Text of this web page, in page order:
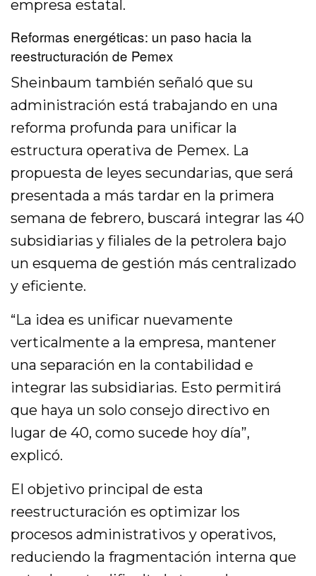
empresa estatal.
Reformas energéticas: un paso hacia la
reestructuración de Pemex
Sheinbaum también señaló que su
administración está trabajando en una
reforma profunda para unificar la
estructura operativa de Pemex. La
propuesta de leyes secundarias, que será
presentada a más tardar en la primera
semana de febrero, buscará integrar las 40
subsidiarias y filiales de la petrolera bajo
un esquema de gestión más centralizado
y eficiente.
“La idea es unificar nuevamente
verticalmente a la empresa, mantener
una separación en la contabilidad e
integrar las subsidiarias. Esto permitirá
que haya un solo consejo directivo en
lugar de 40, como sucede hoy día”,
explicó.
El objetivo principal de esta
reestructuración es optimizar los
procesos administrativos y operativos,
reduciendo la fragmentación interna que